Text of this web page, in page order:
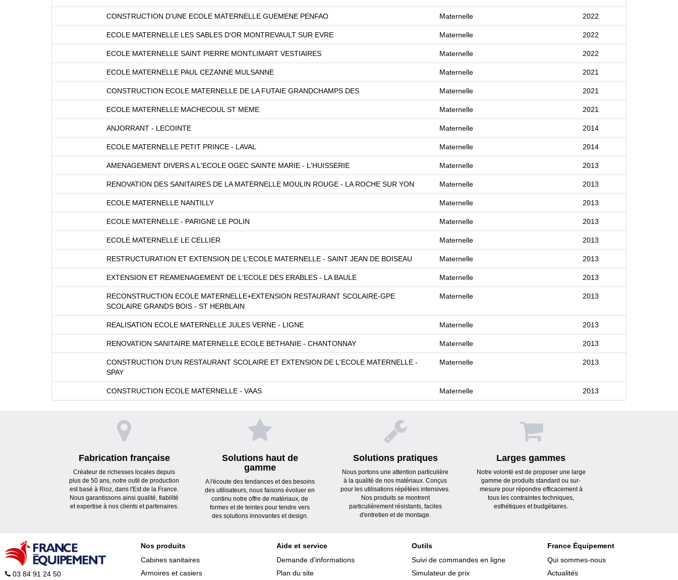
CONSTRUCTION D'UNE ECOLE MATERNELLE GUEMENE PENFAO Maternelle 2022
ECOLE MATERNELLE LES SABLES D'OR MONTREVAULT SUR EVRE Maternelle 2022
ECOLE MATERNELLE SAINT PIERRE MONTLIMART VESTIAIRES Maternelle 2022
ECOLE MATERNELLE PAUL CEZANNE MULSANNE Maternelle 2021
CONSTRUCTION ECOLE MATERNELLE DE LA FUTAIE GRANDCHAMPS DES Maternelle 2021
ECOLE MATERNELLE MACHECOUL ST MEME Maternelle 2021
ANJORRANT - LECOINTE Maternelle 2014
ECOLE MATERNELLE PETIT PRINCE - LAVAL Maternelle 2014
AMENAGEMENT DIVERS A L'ECOLE OGEC SAINTE MARIE - L'HUISSERIE Maternelle 2013
RENOVATION DES SANITAIRES DE LA MATERNELLE MOULIN ROUGE - LA ROCHE SUR YON Maternelle 2013
ECOLE MATERNELLE NANTILLY Maternelle 2013
ECOLE MATERNELLE - PARIGNE LE POLIN Maternelle 2013
ECOLE MATERNELLE LE CELLIER Maternelle 2013
RESTRUCTURATION ET EXTENSION DE L'ECOLE MATERNELLE - SAINT JEAN DE BOISEAU Maternelle 2013
EXTENSION ET REAMENAGEMENT DE L'ECOLE DES ERABLES - LA BAULE Maternelle 2013
RECONSTRUCTION ECOLE MATERNELLE+EXTENSION RESTAURANT SCOLAIRE-GPE
SCOLAIRE GRANDS BOIS - ST HERBLAIN
Maternelle 2013
REALISATION ECOLE MATERNELLE JULES VERNE - LIGNE Maternelle 2013
RENOVATION SANITAIRE MATERNELLE ECOLE BETHANIE - CHANTONNAY Maternelle 2013
CONSTRUCTION D'UN RESTAURANT SCOLAIRE ET EXTENSION DE L'ECOLE MATERNELLE -
SPAY
Maternelle 2013
CONSTRUCTION ECOLE MATERNELLE - VAAS Maternelle 2013
Fabrication française
Créateur de richesses locales depuis
plus de 50 ans, notre outil de production
est basé à Rioz, dans l'Est de la France.
Nous garantissons ainsi qualité, fiabilité
et expertise à nos clients et partenaires.
Solutions haut de
gamme
A l'écoute des tendances et des besoins
des utilisateurs, nous faisons évoluer en
continu notre offre de matériaux, de
formes et de teintes pour tendre vers
des solutions innovantes et design.
Solutions pratiques
Nous portons une attention particulière
à la qualité de nos matériaux. Conçus
pour les utilisations répétées intensives.
Nos produits se montrent
particulièrement résistants, faciles
d'entretien et de montage.
Larges gammes
Notre volonté est de proposer une large
gamme de produits standard ou sur-
mesure pour répondre efficacement à
tous les contraintes techniques,
esthétiques et budgétaires.
03 84 91 24 50
Nos produits
Cabines sanitaires
Armoires et casiers
Aide et service
Demande d'informations
Plan du site
Outils
Suivi de commandes en ligne
Simulateur de prix
France Équipement
Qui sommes-nous
Actualités